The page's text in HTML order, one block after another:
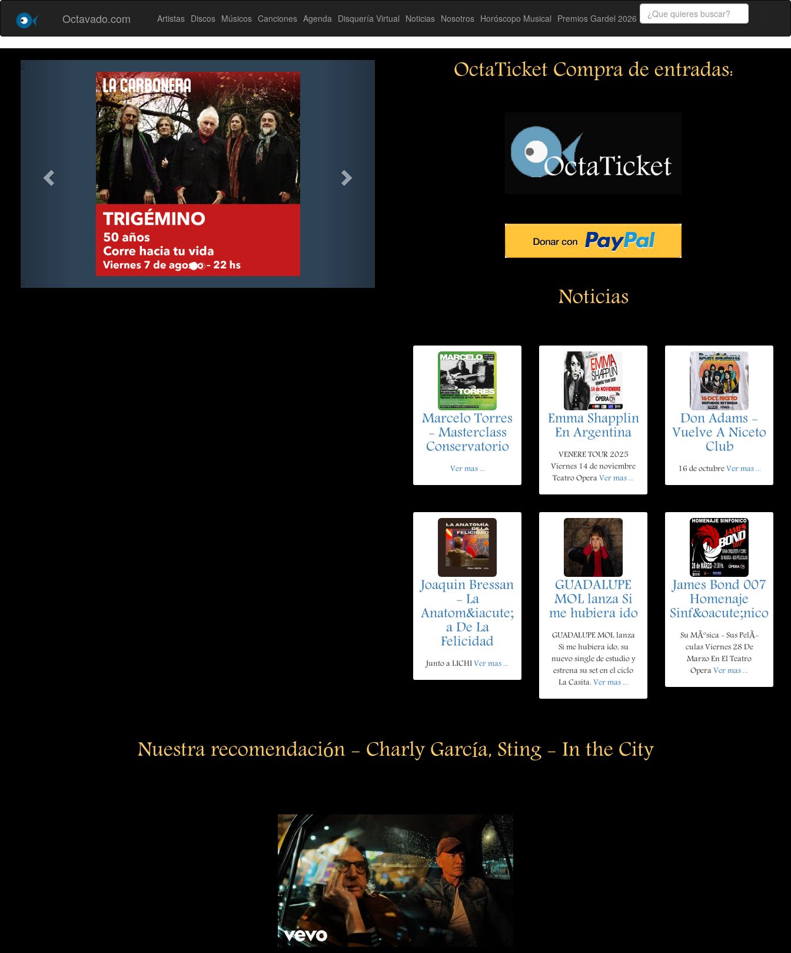
Octavado.com Artistas Discos Músicos Canciones Agenda Disquería Virtual Noticias Nosotros Horóscopo Musical Premios Gardel 2026
2 OctaTicket Compra de entradas:
Noticias
Marcelo Torres
- Masterclass
Conservatorio
Ver mas ...
Emma Shapplin
En Argentina
VENERE TOUR 2025
Viernes 14 de noviembre
Teatro OperaVer mas ...
Don Adams -
Vuelve A Niceto
Club
16 de octubreVer mas ...
Joaquin Bressan
- La
Anatom&iacute;
a De La
Felicidad
Junto a LICHIVer mas ...
GUADALUPE
MOL lanza Si
me hubiera ido
GUADALUPE MOL lanza
Si me hubiera ido, su
nuevo single de estudio y
estrena su set en el ciclo
La Casita. Ver mas ...
James Bond 007
Homenaje
Sinf&oacute;nico
Su MÃºsica - Sus PelÃ­
culas Viernes 28 De
Marzo En El Teatro
OperaVer mas ...
Nuestra recomendación - Charly García, Sting - In the City